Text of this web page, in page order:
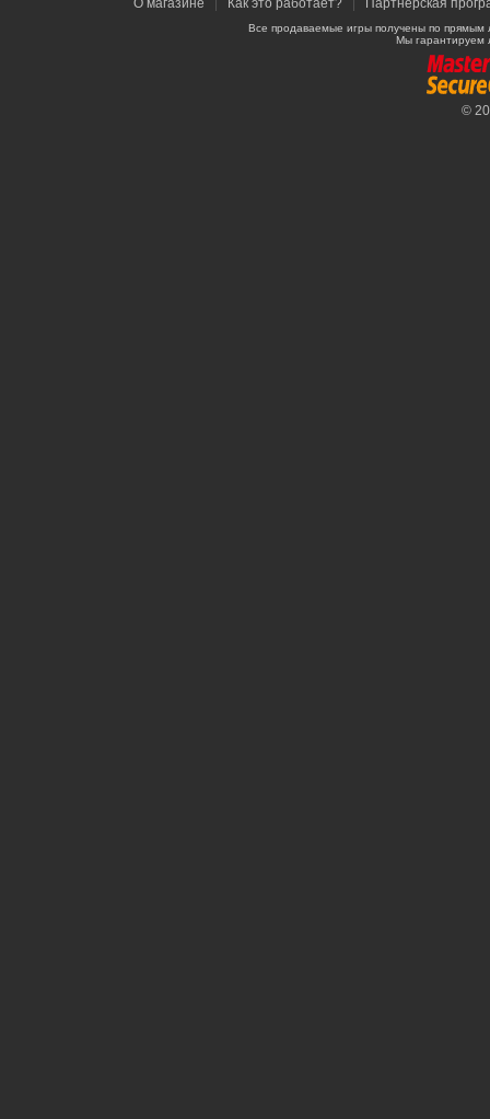
О магазине Как это работает? Партнерская
Все продаваемые игры получены по
Мы гарантируем
©